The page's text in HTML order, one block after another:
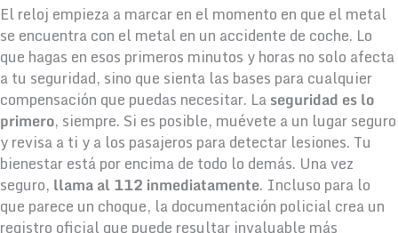
El reloj empieza a marcar en el momento en que el metal
se encuentra con el metal en un accidente de coche. Lo
que hagas en esos primeros minutos y horas no solo afecta
a tu seguridad, sino que sienta las bases para cualquier
compensación que puedas necesitar. Laseguridad es lo
primero, siempre. Si es posible, muévete a un lugar seguro
y revisa a ti y a los pasajeros para detectar lesiones. Tu
bienestar está por encima de todo lo demás. Una vez
seguro, llama al 112 inmediatamente. Incluso para lo
que parece un choque, la documentación policial crea un
registro oficial que puede resultar invaluable más